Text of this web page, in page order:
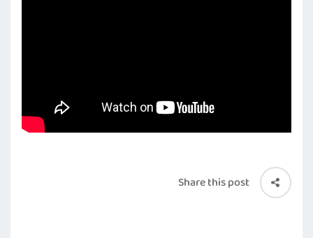
Share this post